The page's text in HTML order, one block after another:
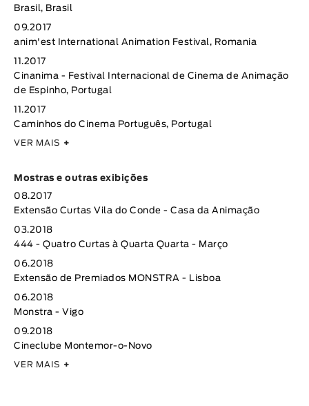
Brasil, Brasil
09.2017
anim'est International Animation Festival, Romania
11.2017
Cinanima - Festival Internacional de Cinema de Animação
de Espinho, Portugal
11.2017
Caminhos do Cinema Português, Portugal
VER MAIS +
Mostras e outras exibições
08.2017
Extensão Curtas Vila do Conde - Casa da Animação
03.2018
444 - Quatro Curtas à Quarta Quarta - Março
06.2018
Extensão de Premiados MONSTRA - Lisboa
06.2018
Monstra - Vigo
09.2018
Cineclube Montemor-o-Novo
VER MAIS +